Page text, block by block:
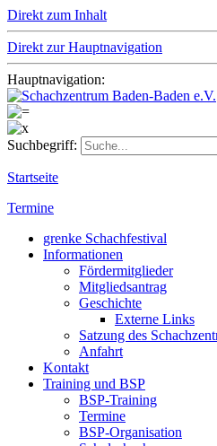
Direkt zum Inhalt
Direkt zur Hauptnavigation
Hauptnavigation:
Suchbegriff:
Startseite
Termine
grenke Schachfestival
Informationen
Fördermitglieder
Mitgliedsantrag
Geschichte
Externe Links
Satzung des
Anfahrt
Kontakt
Training und BSP
BSP-Training
Termine
BSP-Organisation